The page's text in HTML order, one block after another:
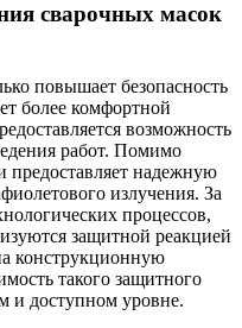
сварочных масок
повышает безопасность
более комфортной
возможность
работ. Помимо
предоставляет надежную
излучения. За
процессов,
защитной реакцией
конструкционную
такого защитного
и доступном уровне.